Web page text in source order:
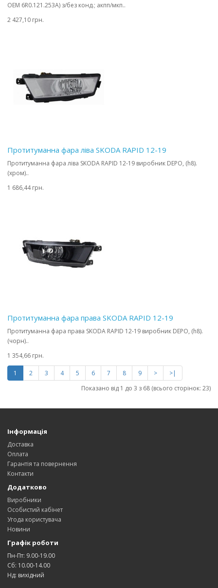
OEM 6R0.121.253A) з/без конд.; акпп/мкп..
2 427,10 грн.
Протитуманна фара ліва SKODA RAPID 12-19
Протитуманна фара ліва SKODA RAPID 12-19 виробник DEPO, (h8).
(хром)..
1 686,44 грн.
Протитуманна фара права SKODA RAPID 12-19
Протитуманна фара права SKODA RAPID 12-19 виробник DEPO, (h8).
(чорн)..
1 354,66 грн.
1 2 3 4 5 6 7 8 9 >
>|
Показано від 1 до 3 з 68 (всього сторінок: 23)
Інформація
Доставка
Оплата
Гарантія та повернення
Контакти
Додатково
Виробники
Особистий кабінет
Угода користувача
Новини
Графік роботи
Пн-Пт: 9.00-19.00
Сб: 10.00-14.00
Нд: вихідний